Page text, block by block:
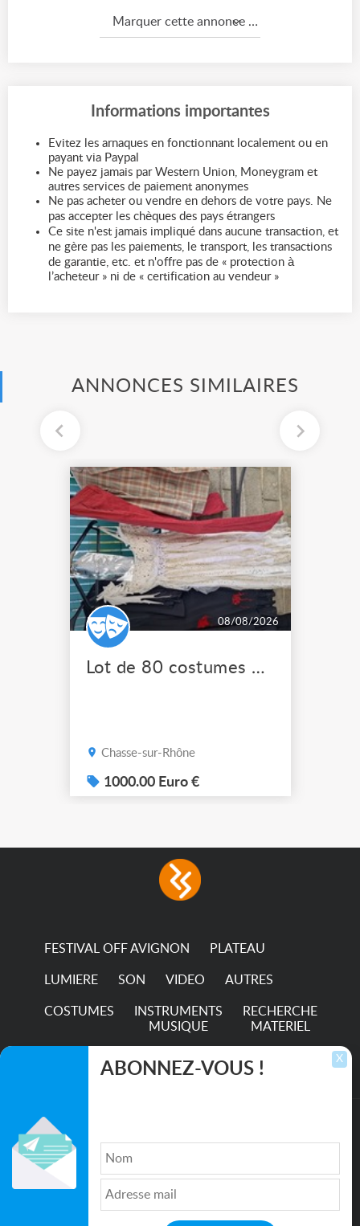
Marquer cette annonce comme...
Informations importantes
Evitez les arnaques en fonctionnant localement ou en
payant via Paypal
Ne payez jamais par Western Union, Moneygram et
autres services de paiement anonymes
Ne pas acheter ou vendre en dehors de votre pays. Ne
pas accepter les chèques des pays étrangers
Ce site n'est jamais impliqué dans aucune transaction, et
ne gère pas les paiements, le transport, les transactions
de garantie, etc. et n'offre pas de « protection à
l’acheteur » ni de « certification au vendeur »
ANNONCES SIMILAIRES
08/08/2026
Lot de 80 costumes de scène pro
Chasse-sur-Rhône
1000.00 Euro €
FESTIVAL OFF AVIGNON PLATEAU
LUMIERE SON VIDEO AUTRES
COSTUMES
INSTRUMENTS
MUSIQUE
RECHERCHE
MATERIEL
TRANSPORTS
Qui sommes nous ?| Médias
Politique de confidentialité| Partenaires|
X
ABONNEZ-VOUS !